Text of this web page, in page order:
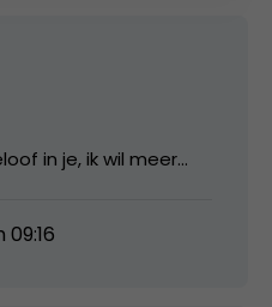
in je, ik wil meer…